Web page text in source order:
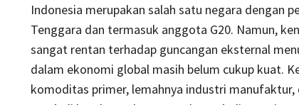
Indonesia merupakan salah satu negara dengan
Tenggara dan termasuk anggota G20. Namun,
sangat rentan terhadap guncangan eksternal
dalam ekonomi global masih belum cukup kuat.
komoditas primer, lemahnya industri